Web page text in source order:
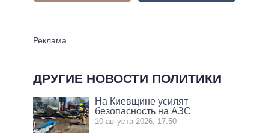
ДРУГИЕ НОВОСТИ ПОЛИТИКИ
На Киевщине усилят
безопасность на АЗС
10 августа 2026, 17:50